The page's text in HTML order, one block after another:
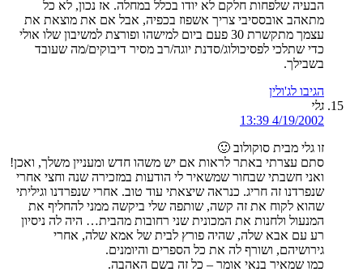
הבעיה שלפחות חלקם לא יודו בכלל במחלה. אז נכון, לא כל
מתאהב אובססיבי צריך אשפוז בכפיה, אבל אם את מוצאת את
עצמך מתקשרת 30 פעם ביום למישהו ופורצת למשיבון שלו אולי
כדי שתלכי לפסיכולוג/סדנת יוגה/רב מסיר דיבוקים/מה שעובד
בשבילך.
הגיבו לג'ולין
גלי
4/19/2002 13:39
זו גלי מבית סוקולוב 🙂
סתם עצרתי באתר לראות אם יש משהו חדש ומעניין משלך, ואכן!
ואני חשבתי שבחור שמשאיר לי הודעות במזכירה שנה וחצי אחרי
שנפרדנו זה חריג. כנראה שיצאתי עוד טוב. אחרי שנפרדנו וגיליתי
שהוא לקוח את זה קשה, שותפה שלי ביקשה ממני להחליף את
המנעול ולחנות את המכונית שני רחובות מהבית… היה לה ניסיון
רע עם אבא שלה, שהיה פורץ לבית של אמא שלה, אחרי
גירושיהם, ושורף לה את כל הספרים והיומנים.
כמו שמאיר בנאי אומר – כל זה בשם האהבה.